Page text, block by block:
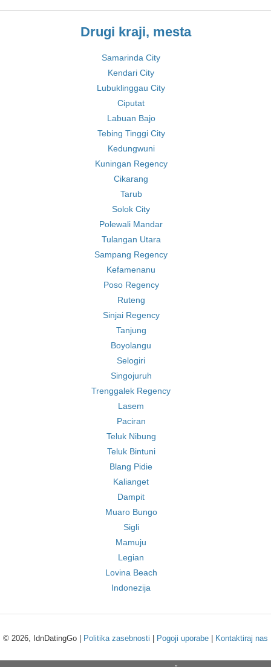
Drugi kraji, mesta
Samarinda City
Kendari City
Lubuklinggau City
Ciputat
Labuan Bajo
Tebing Tinggi City
Kedungwuni
Kuningan Regency
Cikarang
Tarub
Solok City
Polewali Mandar
Tulangan Utara
Sampang Regency
Kefamenanu
Poso Regency
Ruteng
Sinjai Regency
Tanjung
Boyolangu
Selogiri
Singojuruh
Trenggalek Regency
Lasem
Paciran
Teluk Nibung
Teluk Bintuni
Blang Pidie
Kalianget
Dampit
Muaro Bungo
Sigli
Mamuju
Legian
Lovina Beach
Indonezija
© 2026, IdnDatingGo | Politika zasebnosti Pogoji uporabe Kontaktiraj nas